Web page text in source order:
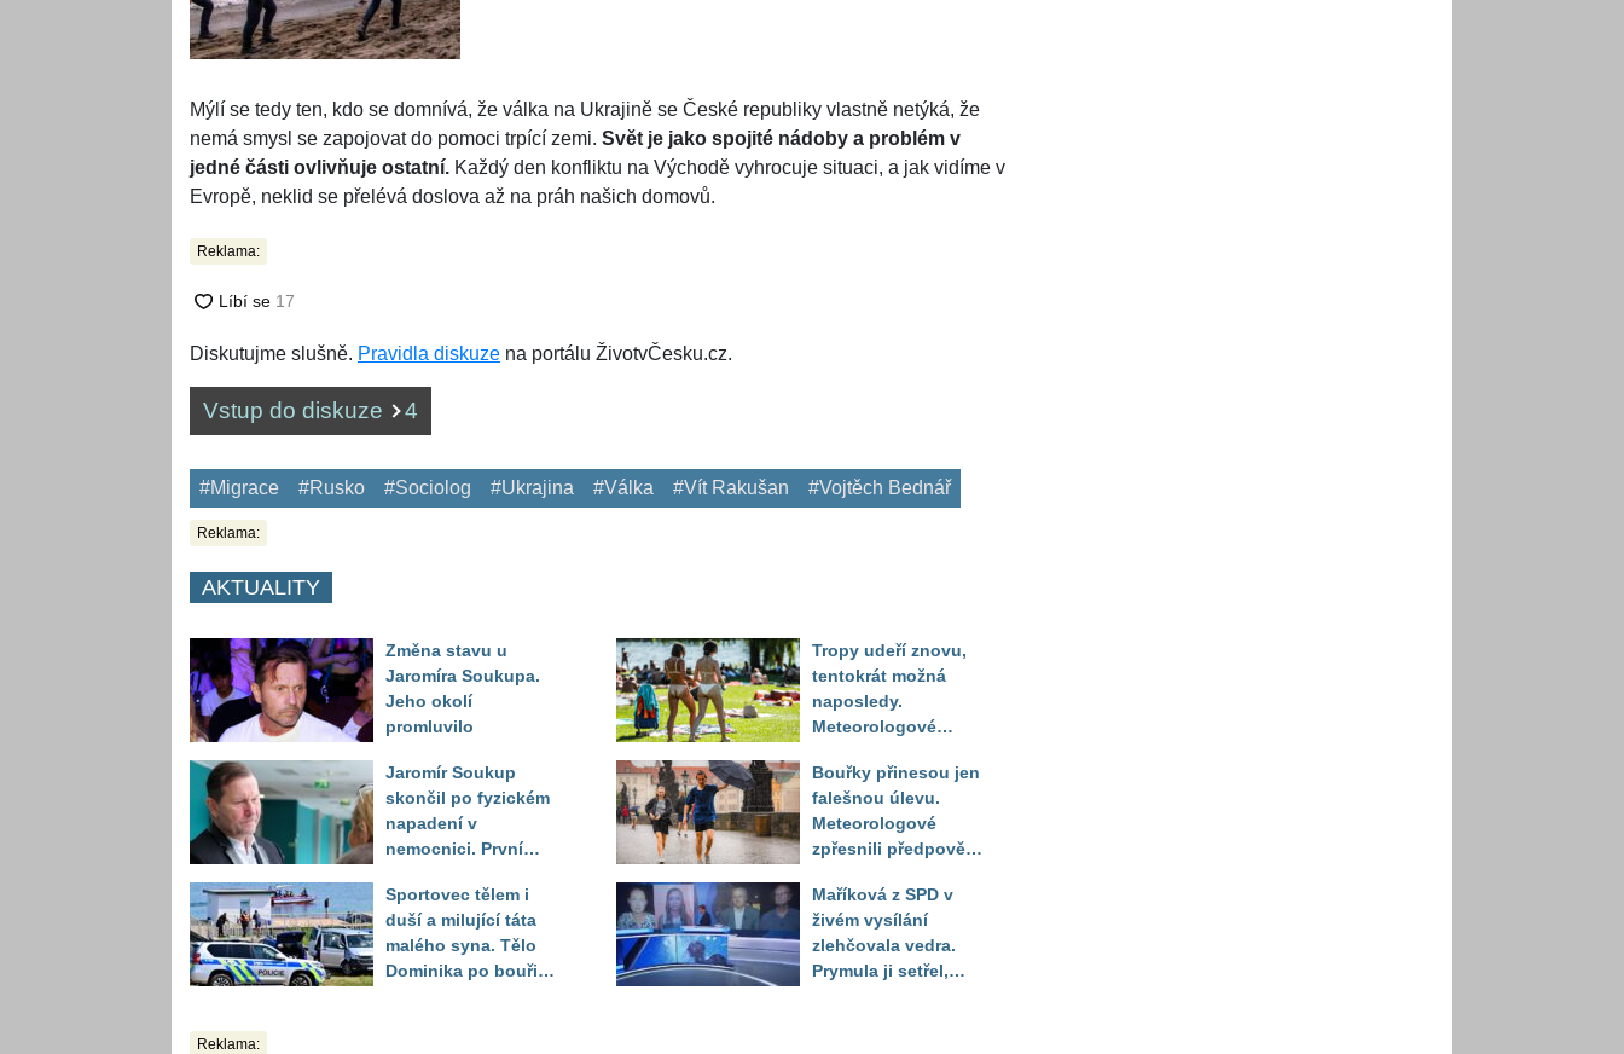
Mýlí se tedy ten, kdo se domnívá, že válka na Ukrajině se České republiky vlastně netýká, že
nemá smysl se zapojovat do pomoci trpící zemi. Svět je jako spojité nádoby a problém v
jedné části ovlivňuje ostatní. Každý den konfliktu na Východě vyhrocuje situaci, a jak vidíme v
Evropě, neklid se přelévá doslova až na práh našich domovů.
Reklama:
Diskutujme slušně. Pravidla diskuze na portálu ŽivotvČesku.cz.
Vstup do diskuze 4
#Migrace #Rusko #Sociolog #Ukrajina #Válka #Vít Rakušan #Vojtěch Bednář
Reklama:
AKTUALITY
Změna stavu u
Jaromíra Soukupa.
Jeho okolí
promluvilo
Jaromír Soukup
skončil po fyzickém
napadení v
nemocnici. První
Sportovec tělem i
duší a milující táta
malého syna. Tělo
Dominika po bouři
Tropy udeří znovu,
tentokrát možná
naposledy.
Meteorologové
do září
Bouřky přinesou jen
falešnou úlevu.
Meteorologové
zpřesnili předpověď
horkého počasí
Maříková z SPD v
živém vysílání
zlehčovala vedra.
Prymula ji setřel,
Reklama: